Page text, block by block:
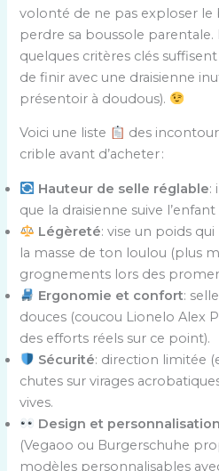
volonté de ne pas exploser le
perdre sa boussole
quelques critères clés
de finir avec une draisienne
présentoir à doudous).
Voici une liste
des
crible avant d’acheter :
Hauteur de selle réglable:
que la draisienne suive
Légèreté: vise un poids
la masse de ton loulou (plus
grognements lors des
Ergonomie et confort:
douces (coucou Lionelo Alex
des efforts réels sur ce point).
Sécurité: direction limitée
chutes sur virages
vives.
Design et personnalisation
(Vegaoo ou Burgerschuhe
modèles personnalisables